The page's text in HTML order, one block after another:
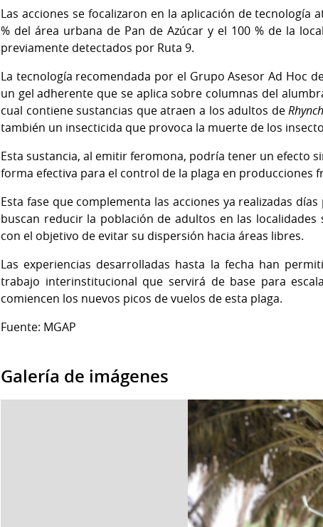
Las acciones se focalizaron en la aplicación de
% del área urbana de Pan de Azúcar y el 100 % de la
previamente detectados por Ruta 9.
La tecnología recomendada por el Grupo Asesor Ad Hoc
un gel adherente que se aplica sobre columnas del
cual contiene sustancias que atraen a los adultos de
también un insecticida que provoca la muerte de los
Esta sustancia, al emitir feromona, podría tener un efecto
forma efectiva para el control de la plaga en producciones
Esta fase que complementa las acciones ya realizadas
buscan reducir la población de adultos en las
con el objetivo de evitar su dispersión hacia áreas libres.
Las experiencias desarrolladas hasta la fecha han
trabajo interinstitucional que servirá de base para
comiencen los nuevos picos de vuelos de esta plaga.
Fuente: MGAP
Galería de imágenes